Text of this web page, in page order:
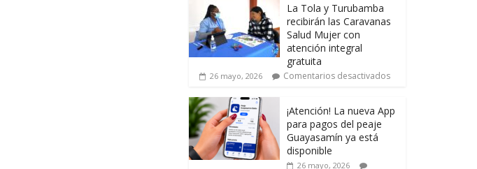
La Tola y Turubamba
recibirán las Caravanas
Salud Mujer con
atención integral
gratuita
26 mayo, 2026 Comentarios desactivados
¡Atención! La nueva App
para pagos del peaje
Guayasamín ya está
disponible
26 mayo, 2026